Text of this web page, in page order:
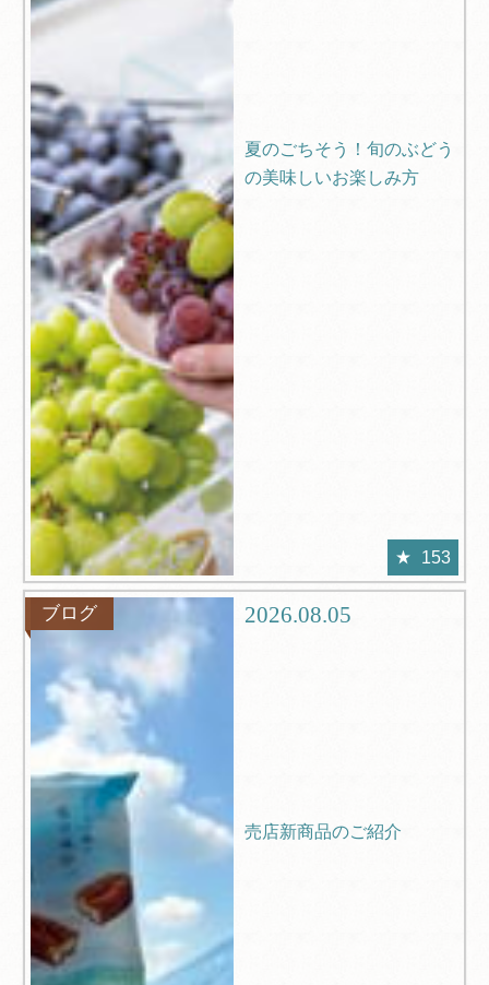
夏のごちそう！旬のぶどう
の美味しいお楽しみ方
153
ブログ 2026.08.05
売店新商品のご紹介